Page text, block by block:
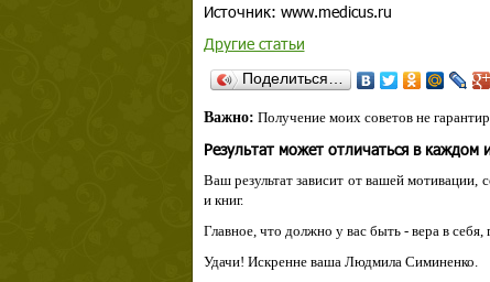
Источник: www.medicus.ru
Другие статьи
Поделиться…
Важно: Получение моих советов не
Результат может отличаться в каждом
Ваш результат зависит от вашей мотивации,
и книг.
Главное, что должно у вас быть - вера в
Удачи! Искренне ваша Людмила Симиненко.